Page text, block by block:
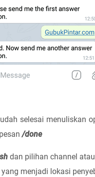
selesai menuliskan
/done
dan pilihan channel
menjadi lokasi